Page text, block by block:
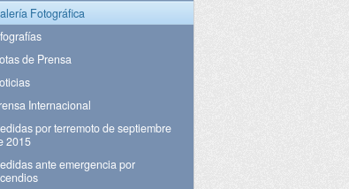
Fotográfica
de Prensa
Internacional
por terremoto de septiembre
2015
ante emergencia por